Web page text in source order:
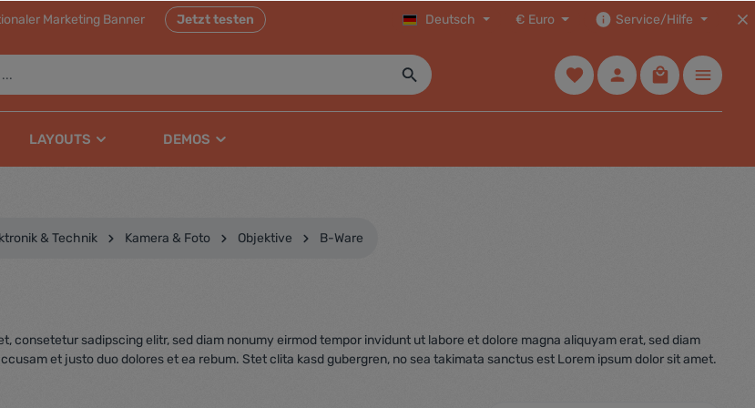
Marketing Banner Jetzt testen Deutsch € Euro Service/Hilfe
LAYOUTS DEMOS
& Technik Kamera & Foto Objektive B-Ware
consetetur sadipscing elitr, sed diam nonumy eirmod tempor invidunt ut labore et dolore magna aliquyam erat, sed diam
et justo duo dolores et ea rebum. Stet clita kasd gubergren, no sea takimata sanctus est Lorem ipsum dolor sit amet.